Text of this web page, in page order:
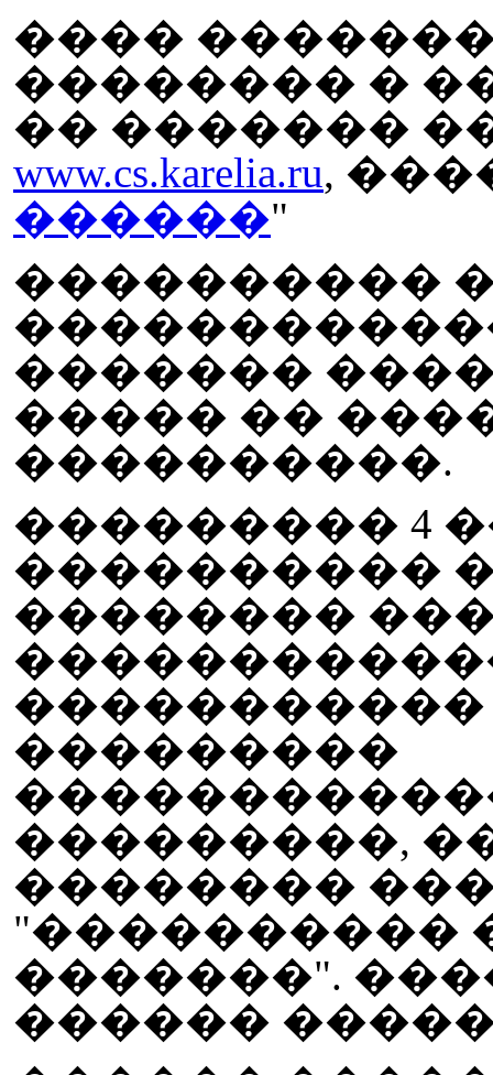
����
�������� �
�� �������
www.cs.karelia.ru,
������"
����������
�������
����� ��
����������.
��������� 4
����������
��������
���������
���������,
��������
"����������
�������".
������